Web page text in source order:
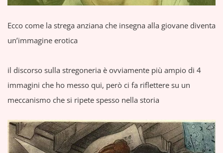
Ecco come la strega anziana che insegna alla giovane diventa
un’immagine erotica
il discorso sulla stregoneria è ovviamente più ampio di 4
immagini che ho messo qui, però ci fa riflettere su un
meccanismo che si ripete spesso nella storia